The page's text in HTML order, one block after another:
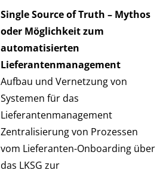
Single Source of Truth – Mythos
oder Möglichkeit zum
automatisierten
Lieferantenmanagement
Aufbau und Vernetzung von
Systemen für das
Lieferantenmanagement
Zentralisierung von Prozessen
vom Lieferanten-Onboarding über
das LKSG zur